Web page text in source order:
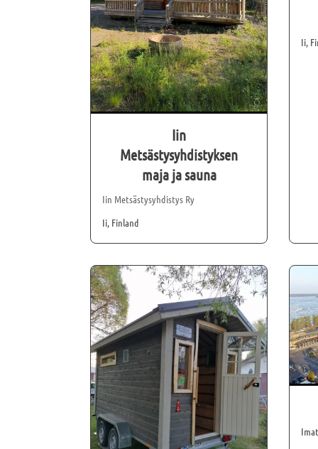
Iin
Metsästysyhdistyksen
maja ja sauna
Iin Metsästysyhdistys Ry
Ii, Finland
Ii,